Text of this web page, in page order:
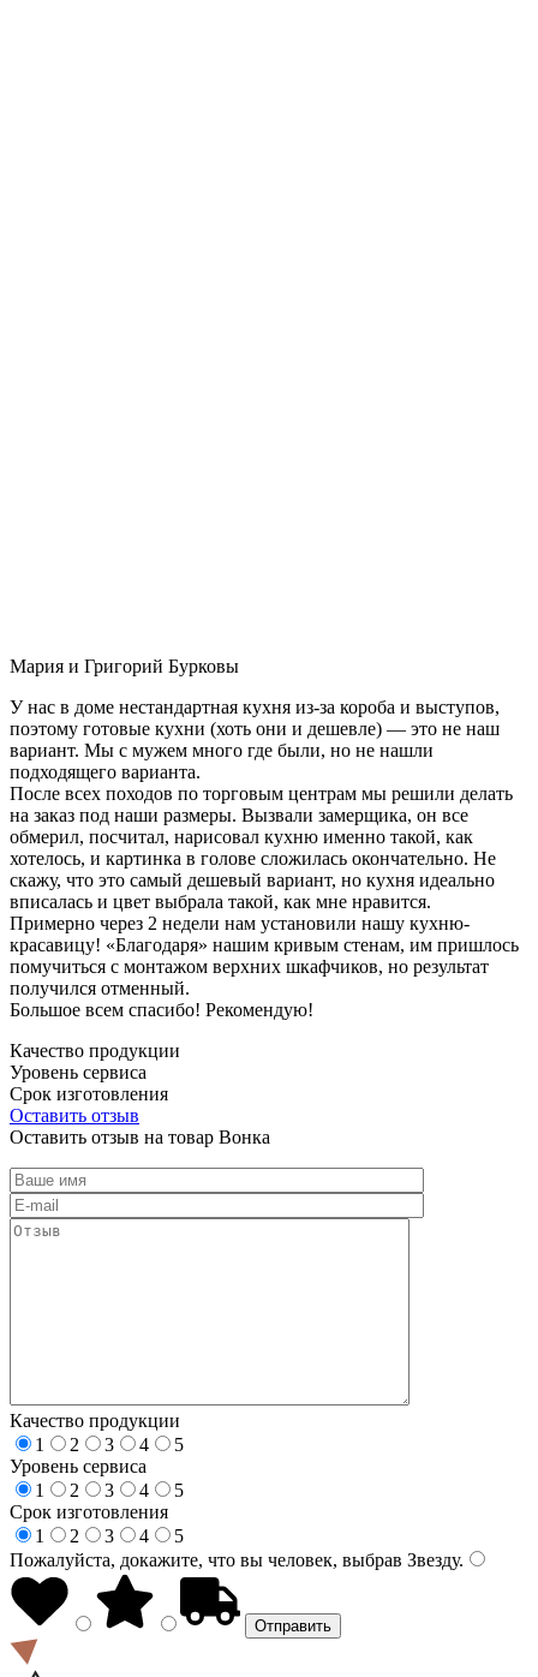
Мария и Григорий Бурковы
У нас в доме нестандартная кухня из-за короба и выступов,
поэтому готовые кухни (хоть они и дешевле) — это не наш
вариант. Мы с мужем много где были, но не нашли
подходящего варианта.
После всех походов по торговым центрам мы решили делать
на заказ под наши размеры. Вызвали замерщика, он все
обмерил, посчитал, нарисовал кухню именно такой, как
хотелось, и картинка в голове сложилась окончательно. Не
скажу, что это самый дешевый вариант, но кухня идеально
вписалась и цвет выбрала такой, как мне нравится.
Примерно через 2 недели нам установили нашу кухню-
красавицу! «Благодаря» нашим кривым стенам, им пришлось
помучиться с монтажом верхних шкафчиков, но результат
получился отменный.
Большое всем спасибо! Рекомендую!
Качество продукции
Уровень сервиса
Срок изготовления
Оставить отзыв
Оставить отзыв на товар Вонка
Качество продукции
1
2 3 4
5
Уровень сервиса
1
2 3 4
5
Срок изготовления
1
2 3 4
5
Пожалуйста, докажите, что вы человек, выбрав Звезду.